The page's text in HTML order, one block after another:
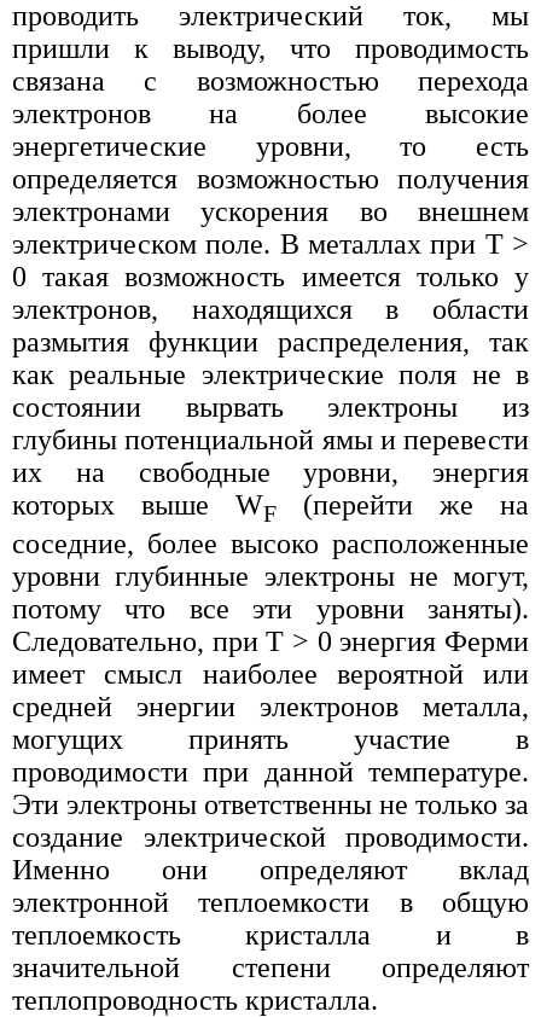
проводить электрический ток, мы
пришли к выводу, что проводимость
связана с возможностью перехода
электронов на более высокие
энергетические уровни, то есть
определяется возможностью получения
электронами ускорения во внешнем
электрическом поле. В металлах при Т >
0 такая возможность имеется только у
электронов, находящихся в области
размытия функции распределения, так
как реальные электрические поля не в
состоянии вырвать электроны из
глубины потенциальной ямы и перевести
их на свободные уровни, энергия
которых выше WF (перейти же на
соседние, более высоко расположенные
уровни глубинные электроны не могут,
потому что все эти уровни заняты).
Следовательно, при Т > 0 энергия Ферми
имеет смысл наиболее вероятной или
средней энергии электронов металла,
могущих принять участие в
проводимости при данной температуре.
Эти электроны ответственны не только за
создание электрической проводимости.
Именно они определяют вклад
электронной теплоемкости в общую
теплоемкость кристалла и в
значительной степени определяют
теплопроводность кристалла.